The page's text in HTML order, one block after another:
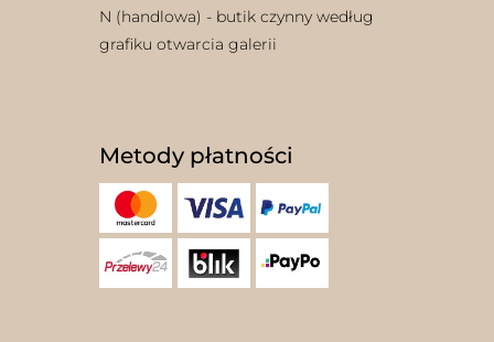
N (handlowa) - butik czynny według
grafiku otwarcia galerii
Metody płatności